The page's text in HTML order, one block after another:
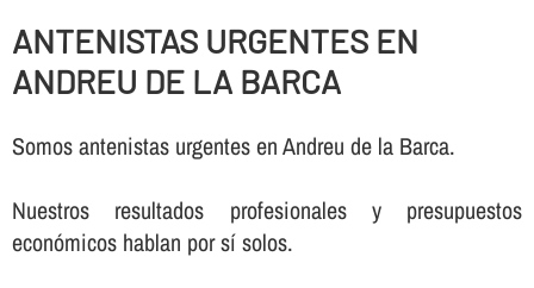
ANTENISTAS URGENTES EN
ANDREU DE LA BARCA
Somos antenistas urgentes en Andreu de la Barca.
Nuestros resultados profesionales y presupuestos
económicos hablan por sí­ solos.